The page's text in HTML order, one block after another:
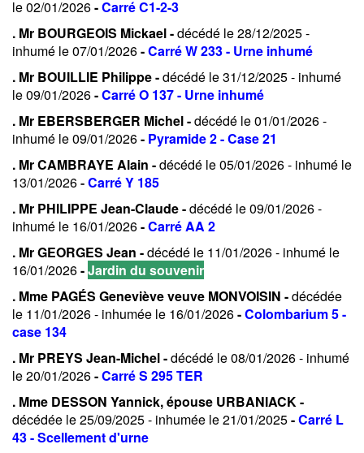
le 02/01/2026-Carré C1-2-3
. Mr BOURGEOIS Mickael -décédé le 28/12/2025 -
inhumé le 07/01/2026-Carré W 233 - Urne inhumé
. Mr BOUILLIE Philippe -décédé le 31/12/2025 - inhumé
le 09/01/2026-Carré O 137 - Urne inhumé
. Mr EBERSBERGER Michel -décédé le 01/01/2026 -
inhumé le 09/01/2026- Pyramide 2 - Case 21
. Mr CAMBRAYE Alain -décédé le 05/01/2026 - inhumé le
13/01/2026-Carré Y 185
. Mr PHILIPPE Jean-Claude -décédé le 09/01/2026 -
inhumé le 16/01/2026-Carré AA 2
. Mr GEORGES Jean -décédé le 11/01/2026 - inhumé le
16/01/2026-Jardin du souvenir
. Mme PAGÉS Geneviève veuve MONVOISIN -décédée
le 11/01/2026 - inhumée le 16/01/2026-Colombarium 5 -
case 134
. Mr PREYS Jean-Michel -décédé le 08/01/2026 - inhumé
le 20/01/2026-Carré S 295 TER
. Mme DESSON Yannick, épouse URBANIACK -
décédée le 25/09/2025 - inhumée le 21/01/2025-Carré L
43 - Scellement d'urne